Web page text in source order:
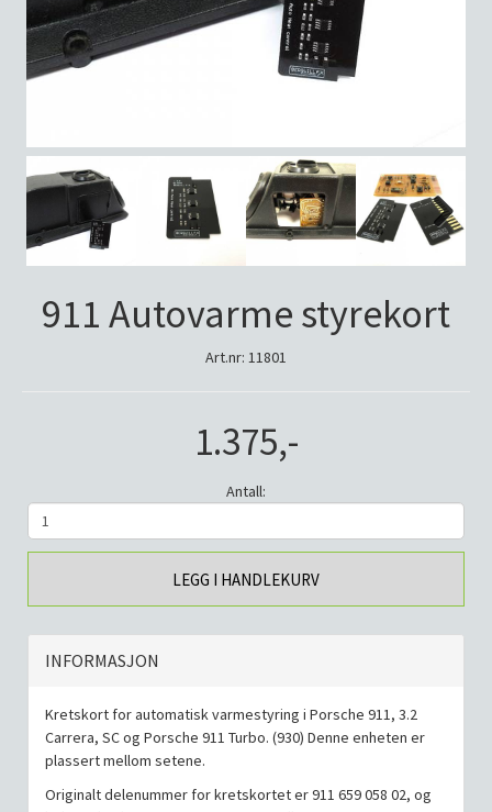
Next
911 Autovarme styrekort
Art.nr: 11801
1.375,-
Antall:
LEGG I HANDLEKURV
INFORMASJON
Kretskort for automatisk varmestyring i Porsche 911, 3.2
Carrera, SC og Porsche 911 Turbo. (930) Denne enheten er
plassert mellom setene.
Originalt delenummer for kretskortet er 911 659 058 02, og